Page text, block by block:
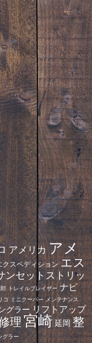
アメリカ アメ
クスペディションエス
ンセットストリッ
トレイルブレイザー ナビ
コ ミニクーパー メンテナンス
グラーリフトアップ
理宮崎延岡整
グラー